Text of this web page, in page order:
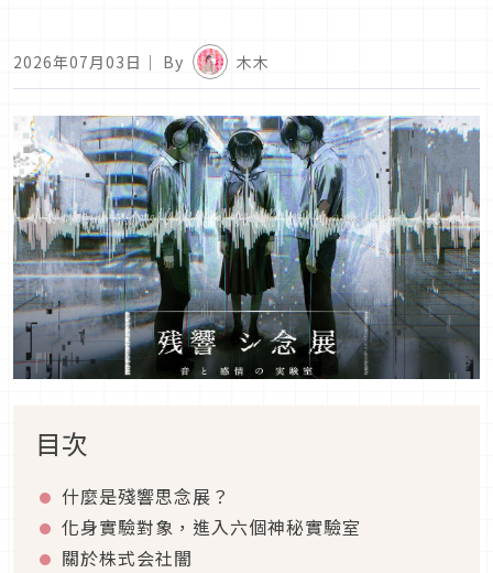
2026年07月03日 ｜ By 木木
目次
什麼是殘響思念展？
化身實驗對象，進入六個神秘實驗室
關於株式会社闇